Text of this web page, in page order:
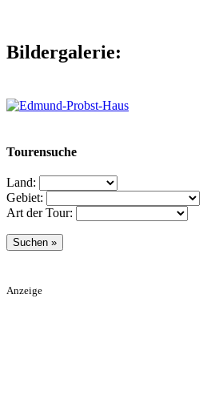
Bildergalerie:
Tourensuche
Land:
Gebiet:
Art der Tour:
Anzeige